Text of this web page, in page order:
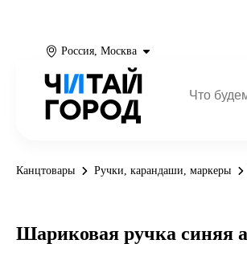
Россия, Москва
Канцтовары Ручки, карандаши, маркеры
Шариковая ручка синяя